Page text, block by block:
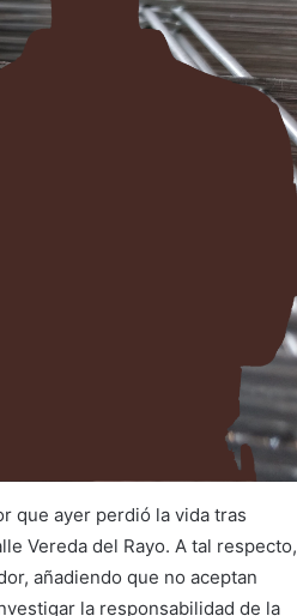
que ayer perdió la vida tras
Vereda del Rayo. A tal respecto,
añadiendo que no aceptan
la responsabilidad de la